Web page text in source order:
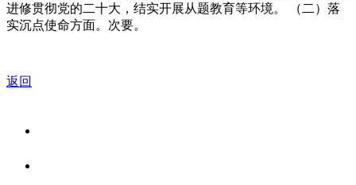
进修贯彻党的二十大，结实开展从题教育等环境。 （二）落
实沉点使命方面。次要。
返回